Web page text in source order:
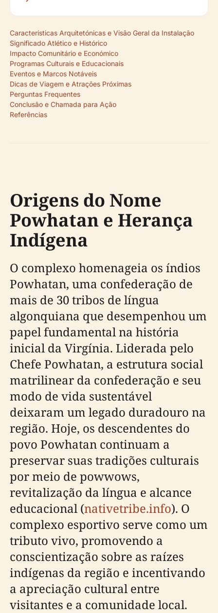
Características Arquitetónicas e Visão Geral da Instalação
Significado Atlético e Histórico
Impacto Comunitário e Económico
Programas Culturais e Educacionais
Eventos e Marcos Notáveis
Dicas de Viagem e Atrações Próximas
Perguntas Frequentes
Conclusão e Chamada para Ação
Referências
Origens do Nome
Powhatan e Herança
Indígena
O complexo homenageia os índios
Powhatan, uma confederação de
mais de 30 tribos de língua
algonquiana que desempenhou um
papel fundamental na história
inicial da Virgínia. Liderada pelo
Chefe Powhatan, a estrutura social
matrilinear da confederação e seu
modo de vida sustentável
deixaram um legado duradouro na
região. Hoje, os descendentes do
povo Powhatan continuam a
preservar suas tradições culturais
por meio de powwows,
revitalização da língua e alcance
educacional (nativetribe.info). O
complexo esportivo serve como um
tributo vivo, promovendo a
conscientização sobre as raízes
indígenas da região e incentivando
a apreciação cultural entre
visitantes e a comunidade local.